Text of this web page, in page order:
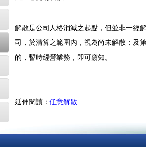
解散是公司人格消滅之起點，但並非一經
司，於清算之範圍內，視為尚未解散；及
的，暫時經營業務，即可窺知。
延伸閱讀： 任意解散